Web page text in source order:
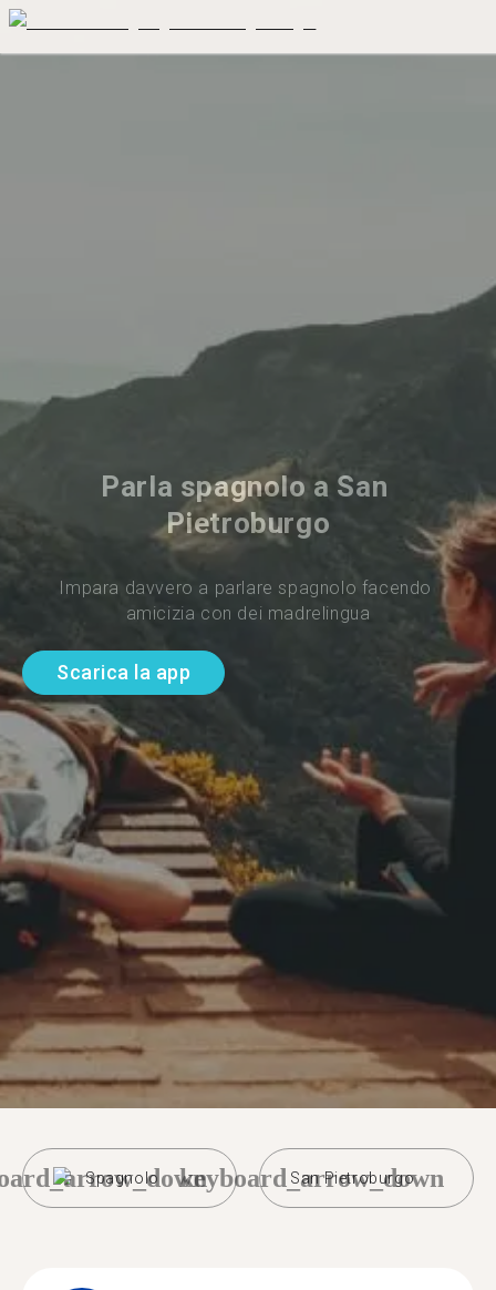
Parla spagnolo a San
Pietroburgo
Impara davvero a parlare spagnolo facendo
amicizia con dei madrelingua
Scarica la app
Spagnolo San Pietroburgo
keyboard_arrow_down